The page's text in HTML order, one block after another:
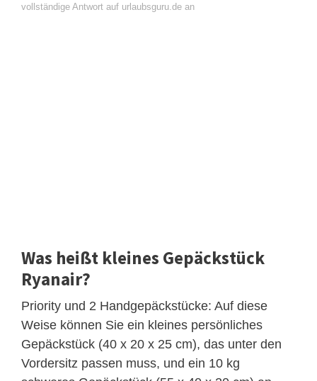
vollständige Antwort auf urlaubsguru.de an
Was heißt kleines Gepäckstück
Ryanair?
Priority und 2 Handgepäckstücke: Auf diese
Weise können Sie ein kleines persönliches
Gepäckstück (40 x 20 x 25 cm), das unter den
Vordersitz passen muss, und ein 10 kg